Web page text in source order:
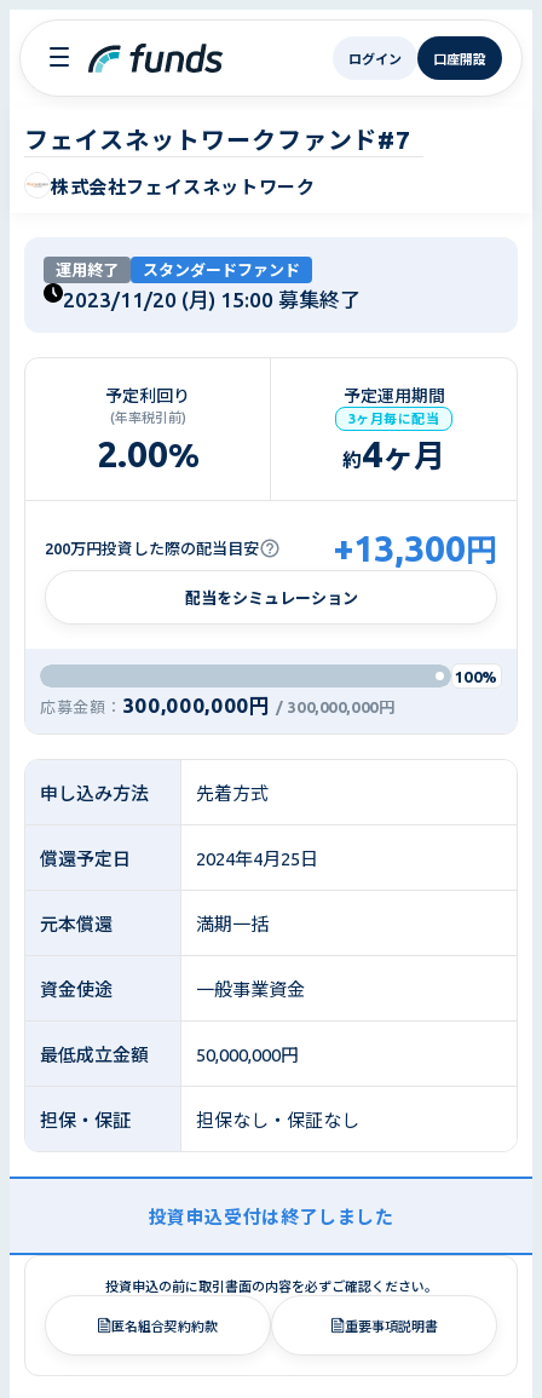
ログイン 口座開設
フェイスネットワークファンド#7
株式会社フェイスネットワーク
運用終了 スタンダードファンド
2023/11/20 (月) 15:00 募集終了
予定利回り
(年率税引前)
2.00%
予定運用期間
3ヶ月毎に配当
約4ヶ月
200万円投資した際の配当目安 +13,300 円
配当をシミュレーション
100%
応募金額： 300,000,000円 / 300,000,000円
申し込み方法 先着方式
償還予定日 2024年4月25日
元本償還 満期一括
資金使途 一般事業資金
最低成立金額 50,000,000円
担保・保証 担保なし・保証なし
投資申込受付は終了しました
投資申込の前に取引書面の内容を必ずご確認ください。
匿名組合契約約款 重要事項説明書